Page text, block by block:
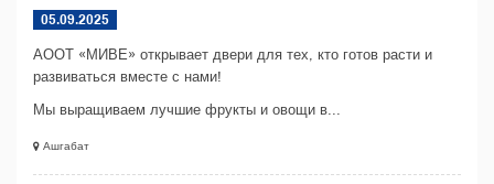
05.09.2025
АООТ «МИВЕ» открывает двери для тех, кто готов расти и
развиваться вместе с нами!
Мы выращиваем лучшие фрукты и овощи в...
Ашгабат